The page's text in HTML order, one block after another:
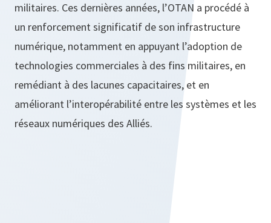
militaires. Ces dernières années, l’OTAN a procédé à
un renforcement significatif de son infrastructure
numérique, notamment en appuyant l’adoption de
technologies commerciales à des fins militaires, en
remédiant à des lacunes capacitaires, et en
améliorant l’interopérabilité entre les systèmes et les
réseaux numériques des Alliés.